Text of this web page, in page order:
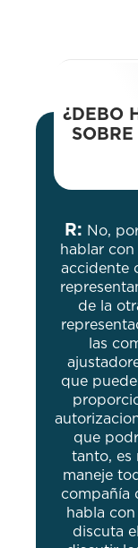
¿DEBO
R: No,
hablar
accidente
de la
las
que
que
tanto, es
maneje
compañía
habla
discuta